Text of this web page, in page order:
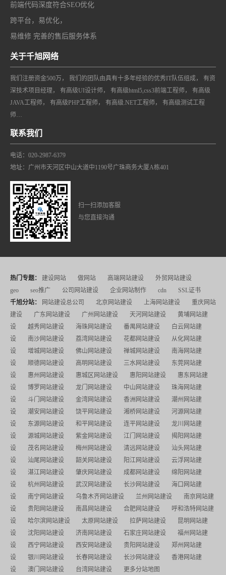
前端代码深度符合SEO优化
跨平台，易优化，
易维修 完善的售后服务体系
关于千旭网络
我们注册资金500万， 我们的团队由具有十多年经验的优秀IT队伍组成， 有资
深技术项目经理， 有高级UI设计师， 有高级html5,css3前端工程师， 有高级
JAVA工程师， 有高级PHP工程师， 有高级.NET工程师， 有高级测试工程
师…
联系我们
电话：020-2987-6379
地址：广州市天河区中山大道中1190号广珠商务大厦A栋401
扫一扫添加客服
与您直接沟通
热门专题： 建设网站 做网站 高端网站建设
外贸网站建设
geo
seo推广 公司网站建设 企业网站制作 cdn
SSL证书
千旭分站：
网站建设总公司 北京网站建设 上海网站建设
重庆网站
建设
广东网站建设 广州网站建设 天河网站建设
黄埔网站建
设
越秀网站建设 海珠网站建设 番禺网站建设
白云网站建
设
南沙网站建设 荔湾网站建设 花都网站建设
从化网站建
设
增城网站建设 佛山网站建设 禅城网站建设
南海网站建
设
顺德网站建设 高明网站建设 三水网站建设
东莞网站建
设
惠州网站建设 惠城区网站建设 惠阳网站建设
惠东网站建
设
博罗网站建设 龙门网站建设 中山网站建设
珠海网站建
设
斗门网站建设 金湾网站建设 香洲网站建设
潮州网站建
设
潮安网站建设 饶平网站建设 湘桥网站建设
河源网站建
设
东源网站建设 和平网站建设 连平网站建设
龙川网站建
设
源城网站建设 紫金网站建设 江门网站建设
揭阳网站建
设
茂名网站建设 梅州网站建设 清远网站建设
汕头网站建
设
汕尾网站建设 韶关网站建设 阳江网站建设
云浮网站建
设
湛江网站建设 肇庆网站建设 成都网站建设
绵阳网站建
设
杭州网站建设 武汉网站建设 长沙网站建设
海口网站建
设
南宁网站建设 乌鲁木齐网站建设 兰州网站建设
南京网站建
设
贵阳网站建设 南昌网站建设 合肥网站建设
呼和浩特网站建
设
哈尔滨网站建设 太原网站建设 拉萨网站建设
昆明网站建
设
沈阳网站建设 济南网站建设 石家庄网站建设
福州网站建
设
西宁网站建设 西安网站建设 贵阳网站建设
郑州网站建
设
银川网站建设 长春网站建设 长沙网站建设
香港网站建
设
澳门网站建设 台湾网站建设 更多分站地图